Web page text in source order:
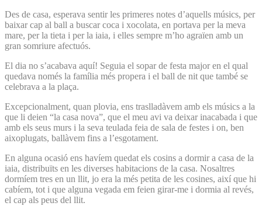
Des de casa, esperava sentir les primeres notes d’aquells músics, per
baixar cap al ball a buscar coca i xocolata, en portava per la meva
mare, per la tieta i per la iaia, i elles sempre m’ho agraïen amb un
gran somriure afectuós.
El dia no s’acabava aquí! Seguia el sopar de festa major en el qual
quedava només la família més propera i el ball de nit que també se
celebrava a la plaça.
Excepcionalment, quan plovia, ens traslladàvem amb els músics a la
que li deien “la casa nova”, que el meu avi va deixar inacabada i que
amb els seus murs i la seva teulada feia de sala de festes i on, ben
aixoplugats, ballàvem fins a l’esgotament.
En alguna ocasió ens havíem quedat els cosins a dormir a casa de la
iaia, distribuïts en les diverses habitacions de la casa. Nosaltres
dormíem tres en un llit, jo era la més petita de les cosines, així que hi
cabíem, tot i que alguna vegada em feien girar-me i dormia al revés,
el cap als peus del llit.